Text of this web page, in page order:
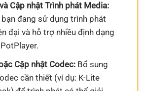
Cập nhật Trình phát Media:
đang sử dụng trình phát
đại và hỗ trợ nhiều định dạng
Cập nhật Codec:Bổ sung
cần thiết (ví dụ: K-Lite